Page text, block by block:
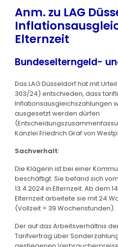
Anm. zu LAG
Elternzeit
Bundeselterngeld-
Das LAG Düsseldorf hat mit
303/24) entschieden, dass
Inflationsausgleichszahlungen
ausgesetzt werden dürfen
Kanzlei Friedrich Graf von
Sachverhalt:
Die Klägerin ist bei einer
beschäftigt. Sie befand sich
13.4.2024 in Elternzeit. Ab dem
Elternzeit arbeitete sie mit 24
(Vollzeit = 39 Wochenstunden).
Der auf das Arbeitsverhältnis
Tarifvertrag über